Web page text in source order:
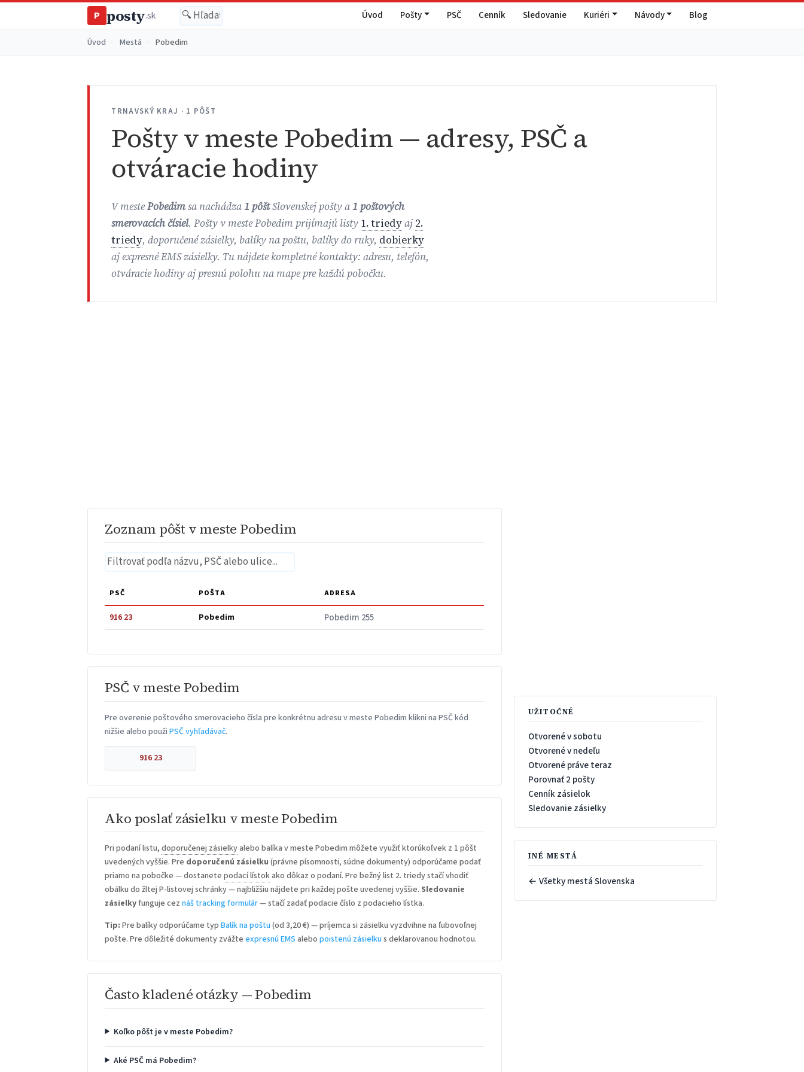
P posty.sk Úvod Pošty PSČ Cenník Sledovanie Kuriéri Návody Blog
Úvod Mestá Pobedim
TRNAVSKÝ KRAJ · 1 PÔŠT
Pošty v meste Pobedim — adresy, PSČ a
otváracie hodiny
V mestePobedimsa nachádza1 pôštSlovenskej pošty a1 poštových
smerovacích čísiel. Pošty v meste Pobedim prijímajú listy 1. triedyaj 2.
triedy, doporučené zásielky, balíky na poštu, balíky do ruky, dobierky
aj expresné EMS zásielky. Tu nájdete kompletné kontakty: adresu, telefón,
otváracie hodiny aj presnú polohu na mape pre každú pobočku.
Zoznam pôšt v meste Pobedim
PSČ POŠTA ADRESA
916 23 Pobedim Pobedim 255
PSČ v meste Pobedim
Pre overenie poštového smerovacieho čísla pre konkrétnu adresu v meste Pobedim klikni na PSČ kód
nižšie alebo použiPSČ vyhľadávač.
916 23
Ako poslať zásielku v meste Pobedim
Pri podaní listu,doporučenej zásielkyalebo balíka v meste Pobedim môžete využiť ktorúkoľvek z 1 pôšt
uvedených vyššie. Pre doporučenú zásielku (právne písomnosti, súdne dokumenty) odporúčame podať
priamo na pobočke — dostanetepodací lístokako dôkaz o podaní. Pre bežný list 2. triedy stačí vhodiť
obálku do žltej P-listovej schránky — najbližšiu nájdete pri každej pošte uvedenej vyššie. Sledovanie
zásielkyfunguje ceznáš tracking formulár— stačí zadať podacie číslo z podacieho lístka.
Tip: Pre balíky odporúčame typBalík na poštu (od 3,20 €) — príjemca si zásielku vyzdvihne na ľubovoľnej
pošte. Pre dôležité dokumenty zvážteexpresnú EMS alebopoistenú zásielku s deklarovanou hodnotou.
Často kladené otázky — Pobedim
Koľko pôšt je v meste Pobedim?
Aké PSČ má Pobedim?
UŽITOČNÉ
Otvorené v sobotu
Otvorené v nedeľu
Otvorené práve teraz
Porovnať 2 pošty
Cenník zásielok
Sledovanie zásielky
INÉ MESTÁ
← Všetky mestá Slovenska